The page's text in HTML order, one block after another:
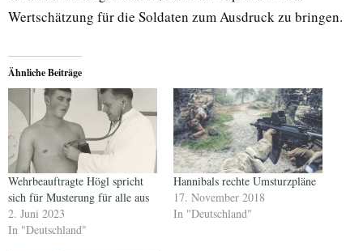
Wertschätzung für die Soldaten zum Ausdruck zu bringen.
Ähnliche Beiträge
Wehrbeauftragte Högl spricht
sich für Musterung für alle aus
2. Juni 2023
In "Deutschland"
Hannibals rechte Umsturzpläne
17. November 2018
In "Deutschland"